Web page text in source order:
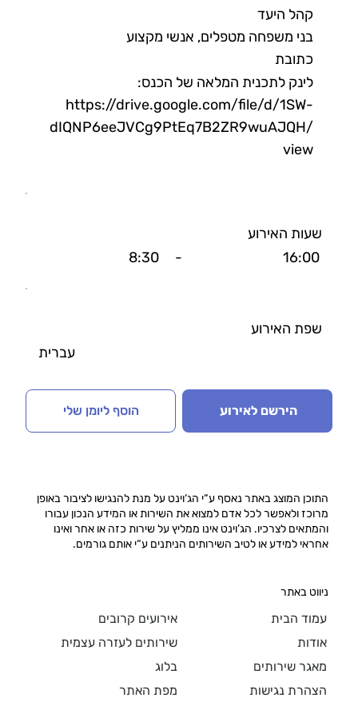
קהל היעד
בני משפחה מטפלים, אנשי מקצוע
כתובת
לינק לתכנית המלאה של הכנס:
https://drive.google.com/file/d/1SW-
dIQNP6eeJVCg9PtEq7B2ZR9wuAJQH/
view
שעות האירוע
16:00
-
8:30
שפת האירוע
עברית
הירשם לאירוע הוסף ליומן שלי
התוכן המוצג באתר נאסף ע“י הג‘וינט על מנת להנגישו לציבור באופן
מרוכז ולאפשר לכל אדם למצוא את השירות או המידע הנכון עבורו
והמתאים לצרכיו. הג’וינט אינו ממליץ על שירות כזה או אחר ואינו
אחראי למידע או לטיב השירותים הניתנים ע“י אותם גורמים.
ניווט באתר
עמוד הבית
אודות
מאגר שירותים
הצהרת נגישות
אירועים קרובים
שירותים לעזרה עצמית
בלוג
מפת האתר